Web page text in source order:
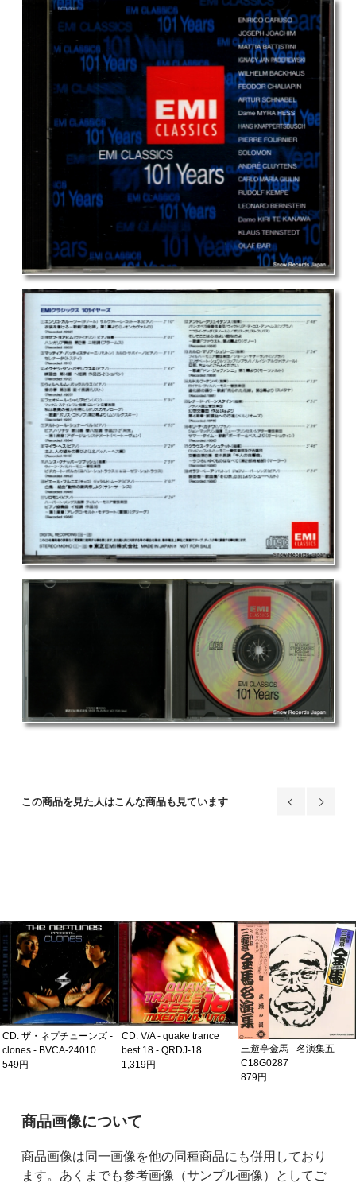
この商品を見た人はこんな商品も見ています
CD: ザ・ネプチューンズ -
clones - BVCA-24010
549円
CD: V/A - quake trance
best 18 - QRDJ-18
1,319円
三遊亭金馬 - 名演集五 -
C18G0287
879円
ご購入前の注意事項
商品画像について
商品画像は同一画像を他の同種商品にも併用しており
ます。あくまでも参考画像（サンプル画像）としてご